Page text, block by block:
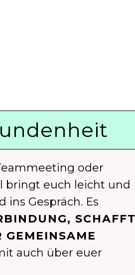
oder
bringt euch leicht und
ins Gespräch. Es
SCHAFFT
GEMEINSAME
auch über euer